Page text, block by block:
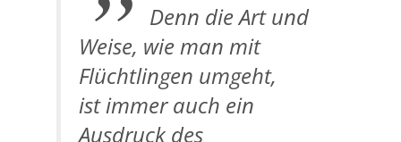
Denn die Art und
Weise, wie man mit
Flüchtlingen umgeht,
ist immer auch ein
Ausdruck des